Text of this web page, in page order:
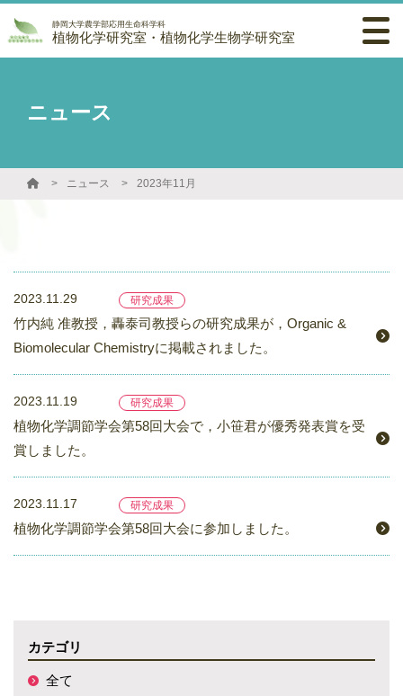
静岡大学農学部応用生命科学科
植物化学研究室・植物化学生物学研究室
ニュース
ニュース 2023年11月
2023.11.29 研究成果
竹内純 准教授，轟泰司教授らの研究成果が，Organic &
Biomolecular Chemistryに掲載されました。
2023.11.19 研究成果
植物化学調節学会第58回大会で，小笹君が優秀発表賞を受
賞しました。
2023.11.17 研究成果
植物化学調節学会第58回大会に参加しました。
カテゴリ
全て